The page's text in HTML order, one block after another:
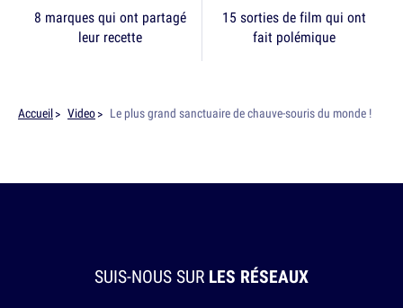
8 marques qui ont partagé
leur recette
15 sorties de film qui ont
fait polémique
Accueil Video Le plus grand sanctuaire de chauve-souris du monde !
SUIS-NOUS SUR LES RÉSEAUX